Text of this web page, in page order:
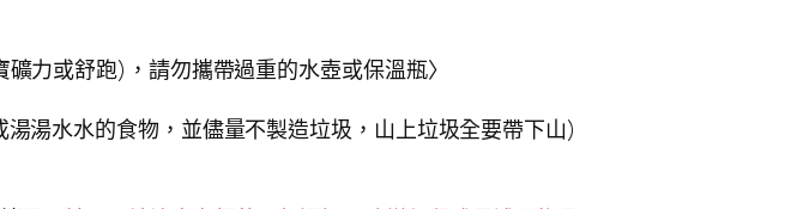
力或舒跑)，請勿攜帶過重的水壺或保溫瓶〉
湯水水的食物，並儘量不製造垃圾，山上垃圾全要帶下山)